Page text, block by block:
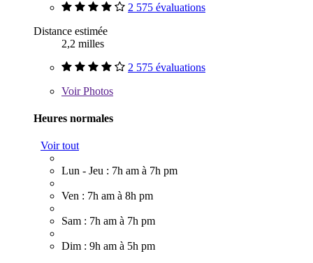
2 575 évaluations
Distance estimée
2,2 milles
2 575 évaluations
VoirPhotos
Heures normales
Voir tout
Lun - Jeu : 7h am à 7h pm
Ven : 7h am à 8h pm
Sam : 7h am à 7h pm
Dim : 9h am à 5h pm